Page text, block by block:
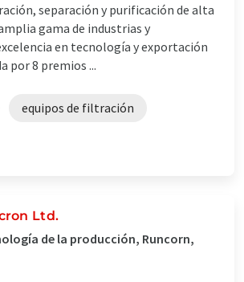
separación y purificación de alta
gama de industrias y
en tecnología y exportación
por 8 premios ...
equipos de filtración
Ltd.
de la producción, Runcorn,